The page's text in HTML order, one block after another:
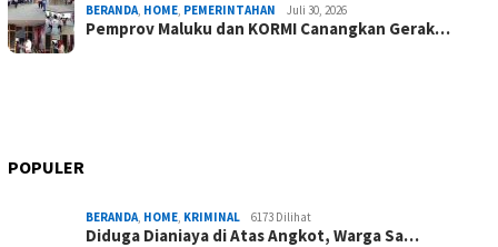
BERANDA, HOME, PEMERINTAHAN Juli 30, 2026
Pemprov Maluku dan KORMI Canangkan Gerak…
POPULER
BERANDA, HOME, KRIMINAL 6173 Dilihat
Diduga Dianiaya di Atas Angkot, Warga Sa…